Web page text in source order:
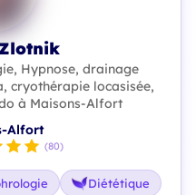
Hypnose, drainage
cryothérapie locasisée,
à Maisons-Alfort
Alfort
(80)
Diététique